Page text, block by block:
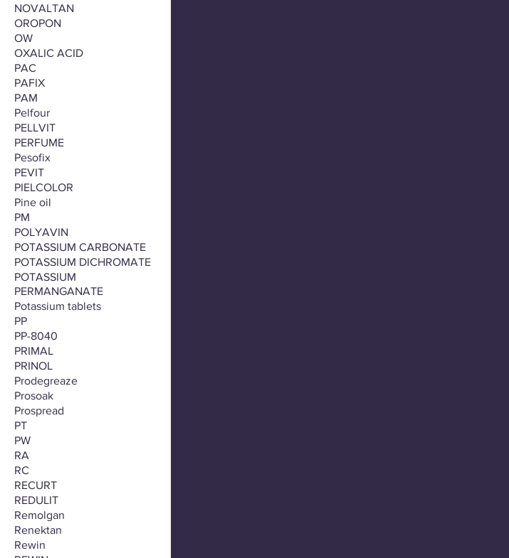
NOVALTAN
OROPON
OW
OXALIC ACID
PAC
PAFIX
PAM
Pelfour
PELLVIT
PERFUME
Pesofix
PEVIT
PIELCOLOR
Pine oil
PM
POLYAVIN
POTASSIUM CARBONATE
POTASSIUM DICHROMATE
POTASSIUM
PERMANGANATE
Potassium tablets
PP
PP-8040
PRIMAL
PRINOL
Prodegreaze
Prosoak
Prospread
PT
PW
RA
RC
RECURT
REDULIT
Remolgan
Renektan
Rewin